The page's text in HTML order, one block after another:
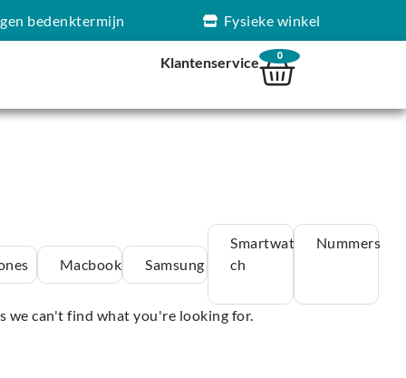
bedenktermijn Fysieke winkel
Klantenservice 0
Macbook Samsung
Smartwat
ch
Nummers
we can't find what you're looking for.